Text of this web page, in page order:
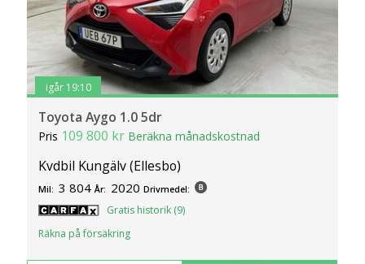
igår 19:10
Toyota Aygo 1.0 5dr
Pris 109 800 kr Beräkna månadskostnad
Kvdbil Kungälv (Ellesbo)
Mil: 3 804 År: 2020 Drivmedel:
Gratis historik (9)
Räkna på försäkring